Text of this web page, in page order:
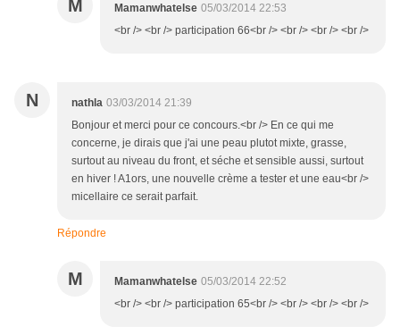
M Mamanwhatelse 05/03/2014 22:53
<br /> <br /> participation 66<br /> <br /> <br /> <br />
N nathla 03/03/2014 21:39
Bonjour et merci pour ce concours.<br /> En ce qui me
concerne, je dirais que j'ai une peau plutot mixte, grasse,
surtout au niveau du front, et séche et sensible aussi, surtout
en hiver ! A1ors, une nouvelle crème a tester et une eau<br />
micellaire ce serait parfait.
Répondre
M Mamanwhatelse 05/03/2014 22:52
<br /> <br /> participation 65<br /> <br /> <br /> <br />